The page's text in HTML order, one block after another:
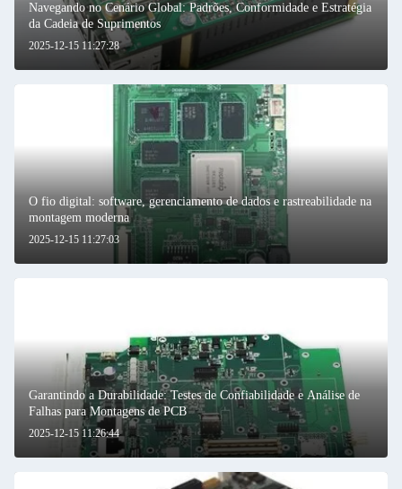
2025-12-15 11:27:28
Navegando no Cenário Global: Padrões, Conformidade e Estratégia
da Cadeia de Suprimentos
2025-12-15 11:27:03
O fio digital: software, gerenciamento de dados e rastreabilidade na
montagem moderna
2025-12-15 11:26:44
Garantindo a Durabilidade: Testes de Confiabilidade e Análise de
Falhas para Montagens de PCB